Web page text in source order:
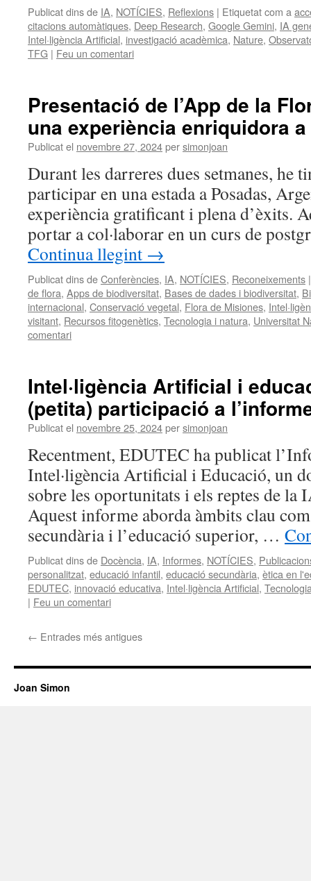
Publicat dins de IA, NOTÍCIES, Reflexions | Etiquetat com a
citacions automàtiques, Deep Research, Google Gemini, IA
Intel·ligència Artificial, investigació acadèmica, Nature,
TFG | Feu un comentari
Presentació de l’App de la
una experiència enriquidora a
Publicat el novembre 27, 2024persimonjoan
Durant les darreres dues setmanes, he
participar en una estada a Posadas,
experiència gratificant i plena d’èxits.
portar a col·laborar en un curs de
Continua llegint →
Publicat dins deConferències, IA, NOTÍCIES, Reconeixements |
de flora, Apps de biodiversitat, Bases de dades i biodiversitat,
internacional, Conservació vegetal, Flora de Misiones,
visitant, Recursos fitogenètics, Tecnologia i natura, Universitat
comentari
Intel·ligència Artificial i
(petita) participació a
Publicat el novembre 25, 2024persimonjoan
Recentment, EDUTEC ha publicat
Intel·ligència Artificial i Educació, un
sobre les oportunitats i els reptes de la
Aquest informe aborda àmbits clau
secundària i l’educació superior, …
Publicat dins de Docència, IA, Informes, NOTÍCIES,
personalitzat, educació infantil, educació secundària, ètica en
EDUTEC, innovació educativa, Intel·ligència Artificial,
| Feu un comentari
← Entrades més antigues
Joan Simon